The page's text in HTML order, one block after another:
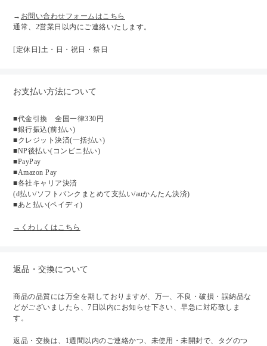
→ お問い合わせフォームはこちら
通常、2営業日以内にご連絡いたします。
[定休日]土・日・祝日・祭日
お支払い方法について
■代金引換 全国一律330円
■銀行振込(前払い)
■クレジット決済(一括払い)
■NP後払い(コンビニ払い)
■PayPay
■Amazon Pay
■各社キャリア決済
(d払い/ソフトバンクまとめて支払い/auかんたん決済)
■あと払い(ペイディ)
→くわしくはこちら
返品・交換について
商品の品質には万全を期しておりますが、万一、不良・破損・誤納品な
どがございましたら、7日以内にお知らせ下さい、早急に対応致しま
す。
返品・交換は、1週間以内のご連絡かつ、未使用・未開封で、タグのつ